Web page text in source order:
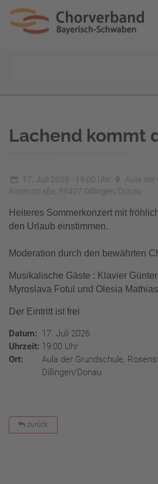
Lachend kommt
17. Juli 2026 - 19:00 Uhr
Aula der
Rosenstraße, 89407 Dillingen/Donau
Heiteres Sommerkonzert mit
den Urlaub einstimmen.
Moderation durch den bewährten
Musikalische Gäste : Klavier
Myroslava Fotul und Olesia
Der Eintritt ist frei
Datum: 17. Juli 2026
Uhrzeit: 19:00 Uhr
Ort:
Aula der Grundschule,
Dillingen/Donau
zurück